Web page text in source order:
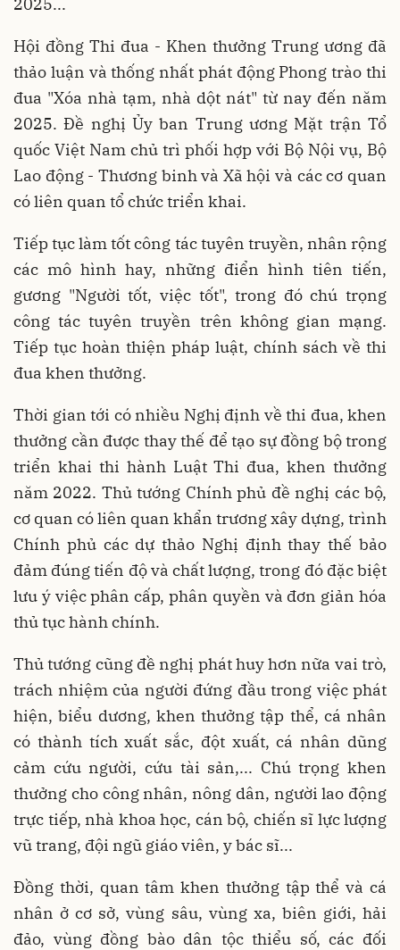
Hội đồng Thi đua - Khen thưởng Trung ương đã
thảo luận và thống nhất phát động Phong trào thi
đua "Xóa nhà tạm, nhà dột nát" từ nay đến năm
2025. Đề nghị Ủy ban Trung ương Mặt trận Tổ
quốc Việt Nam chủ trì phối hợp với Bộ Nội vụ, Bộ
Lao động - Thương binh và Xã hội và các cơ quan
có liên quan tổ chức triển khai.
Tiếp tục làm tốt công tác tuyên truyền, nhân rộng
các mô hình hay, những điển hình tiên tiến,
gương "Người tốt, việc tốt", trong đó chú trọng
công tác tuyên truyền trên không gian mạng.
Tiếp tục hoàn thiện pháp luật, chính sách về thi
đua khen thưởng.
Thời gian tới có nhiều Nghị định về thi đua, khen
thưởng cần được thay thế để tạo sự đồng bộ trong
triển khai thi hành Luật Thi đua, khen thưởng
năm 2022. Thủ tướng Chính phủ đề nghị các bộ,
cơ quan có liên quan khẩn trương xây dựng, trình
Chính phủ các dự thảo Nghị định thay thế bảo
đảm đúng tiến độ và chất lượng, trong đó đặc biệt
lưu ý việc phân cấp, phân quyền và đơn giản hóa
thủ tục hành chính.
Thủ tướng cũng đề nghị phát huy hơn nữa vai trò,
trách nhiệm của người đứng đầu trong việc phát
hiện, biểu dương, khen thưởng tập thể, cá nhân
có thành tích xuất sắc, đột xuất, cá nhân dũng
cảm cứu người, cứu tài sản,... Chú trọng khen
thưởng cho công nhân, nông dân, người lao động
trực tiếp, nhà khoa học, cán bộ, chiến sĩ lực lượng
vũ trang, đội ngũ giáo viên, y bác sĩ...
Đồng thời, quan tâm khen thưởng tập thể và cá
nhân ở cơ sở, vùng sâu, vùng xa, biên giới, hải
đảo, vùng đồng bào dân tộc thiểu số, các đối